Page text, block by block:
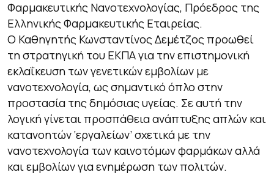
Φαρμακευτικής Νανοτεχνολογίας, Πρόεδρος της
Ελληνικής Φαρμακευτικής Εταιρείας.
Ο Καθηγητής Κωνσταντίνος Δεμέτζος προωθεί
τη στρατηγική του ΕΚΠΑ για την επιστημονική
εκλαΐκευση των γενετικών εμβολίων με
νανοτεχνολογία, ως σημαντικό όπλο στην
προστασία της δημόσιας υγείας. Σε αυτή την
λογική γίνεται προσπάθεια ανάπτυξης απλών και
κατανοητών ‘εργαλείων’ σχετικά με την
νανοτεχνολογία των καινοτόμων φαρμάκων αλλά
και εμβολίων για ενημέρωση των πολιτών.